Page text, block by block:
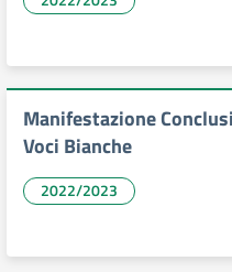
Manifestazione
Voci Bianche
2022/2023